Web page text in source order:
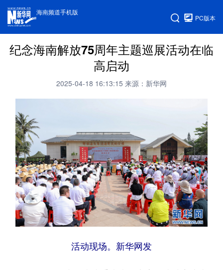
海南频道手机版
PC版本
纪念海南解放75周年主题巡展活动在临
高启动
2025-04-18 16:13:15 来源：新华网
活动现场。新华网发